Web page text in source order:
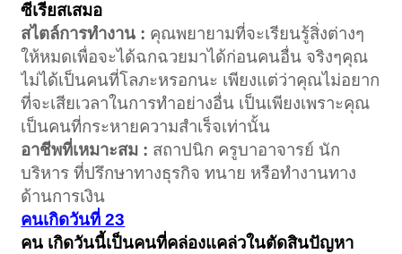
ซีเรียสเสมอ
สไตล์การทำงาน : คุณพยายามที่จะเรียนรู้สิ่งต่างๆ
ให้หมดเพื่อจะได้ฉกฉวยมาได้ก่อนคนอื่น จริงๆคุณ
ไม่ได้เป็นคนที่โลภะหรอกนะ เพียงแต่ว่าคุณไม่อยาก
ที่จะเสียเวลาในการทำอย่างอื่น เป็นเพียงเพราะคุณ
เป็นคนที่กระหายความสำเร็จเท่านั้น
อาชีพที่เหมาะสม : สถาปนิก ครูบาอาจารย์ นัก
บริหาร ที่ปรึกษาทางธุรกิจ ทนาย หรือทำงานทาง
ด้านการเงิน
คนเกิดวันที่ 23
คน เกิดวันนี้เป็นคนที่คล่องแคล่วในตัดสินปัญหา